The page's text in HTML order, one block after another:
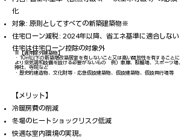
化
対象: 原則としてすべての新築建築物※
​​住宅ローン減税: 2024年以降、省エネ基準に適合しない
住宅は住宅ローン控除の対象外
【メリット】
冷暖房費の削減
冬場のヒートショックリスク低減
快適な室内環境の実現。
※【適用除外建築物】
・10㎡以下の新築増改築居室を有しないこと又は高い開放性を有することに
より空気調和設備を設ける必要がないもの 例）車庫、駐輪場、スポーツ場、
神社、寺院など
・歴史的建造物、文化財等 ・ 応急仮設建築物、仮設建築物、仮設興行場等